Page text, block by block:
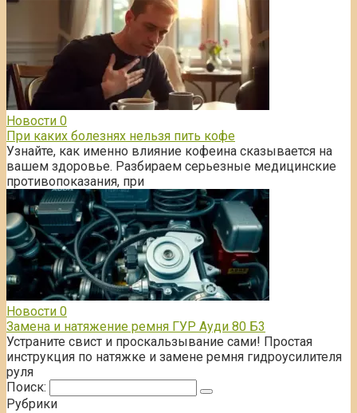
Новости 0
При каких болезнях нельзя пить кофе
Узнайте, как именно влияние кофеина сказывается на
вашем здоровье. Разбираем серьезные медицинские
противопоказания, при
Новости 0
Замена и натяжение ремня ГУР Ауди 80 Б3
Устраните свист и проскальзывание сами! Простая
инструкция по натяжке и замене ремня гидроусилителя
руля
Поиск:
Рубрики